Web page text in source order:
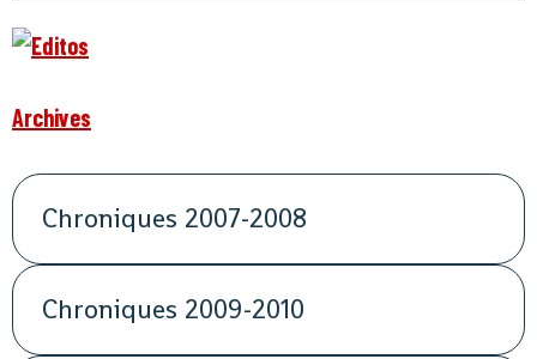
Archives
Chroniques 2007-2008
Chroniques 2009-2010